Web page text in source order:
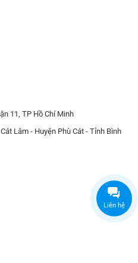
11, TP Hồ Chí Minh
Lâm - Huyện Phù Cát - Tỉnh Bình
Liên hệ